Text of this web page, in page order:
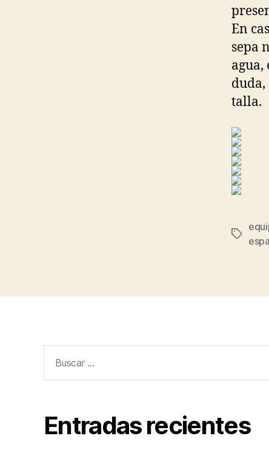
En
sepa
agua,
talla.
Entradas recientes